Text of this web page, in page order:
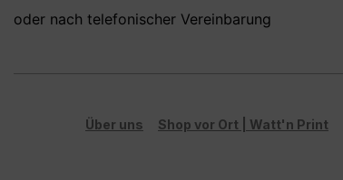
oder nach telefonischer Vereinbarung
Über uns Shop vor Ort | Watt'n Print